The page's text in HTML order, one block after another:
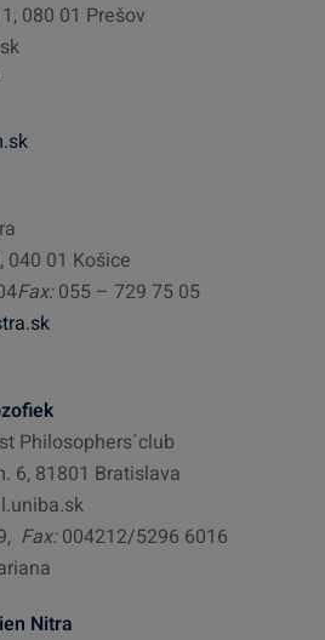
080 01 Prešov
01 Košice
Fax:055 – 729 75 05
Philosophers´club
6, 81801 Bratislava
Fax:004212/5296 6016
Nitra